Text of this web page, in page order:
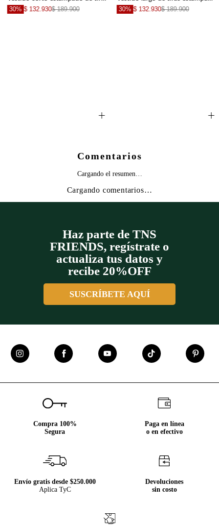
+
30% $ 132.930$ 189.900
+
30% $ 132.930$ 189.900
Comentarios
Cargando el resumen…
Cargando comentarios…
Haz parte de TNS
FRIENDS, regístrate o
actualiza tus datos y
recibe 20%OFF
SUSCRÍBETE AQUÍ
Compra 100%
Segura
Paga en línea
o en efectivo
Envío gratis desde $250.000
Aplica TyC
Devoluciones
sin costo